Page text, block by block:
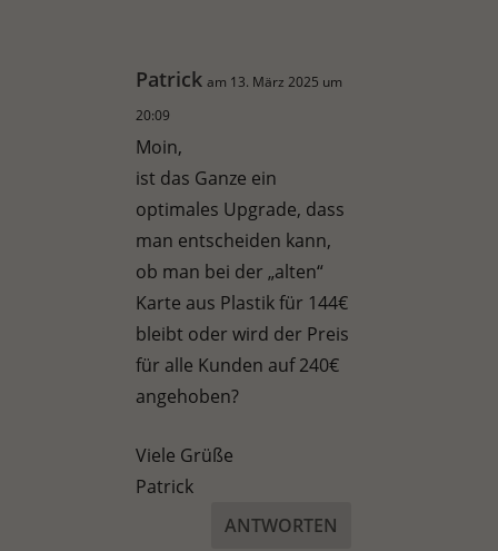
Patrick am 13. März 2025 um
20:09
Moin,
ist das Ganze ein
optimales Upgrade, dass
man entscheiden kann,
ob man bei der „alten“
Karte aus Plastik für 144€
bleibt oder wird der Preis
für alle Kunden auf 240€
angehoben?
Viele Grüße
Patrick
ANTWORTEN